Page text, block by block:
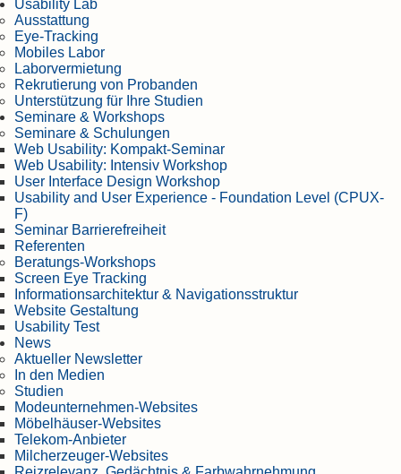
Usability Lab
Ausstattung
Eye-Tracking
Mobiles Labor
Laborvermietung
Rekrutierung von Probanden
Unterstützung für Ihre Studien
Seminare & Workshops
Seminare & Schulungen
Web Usability: Kompakt-Seminar
Web Usability: Intensiv Workshop
User Interface Design Workshop
Usability and User Experience - Foundation Level (CPUX-
F)
Seminar Barrierefreiheit
Referenten
Beratungs-Workshops
Screen Eye Tracking
Informationsarchitektur & Navigationsstruktur
Website Gestaltung
Usability Test
News
Aktueller Newsletter
In den Medien
Studien
Modeunternehmen-Websites
Möbelhäuser-Websites
Telekom-Anbieter
Milcherzeuger-Websites